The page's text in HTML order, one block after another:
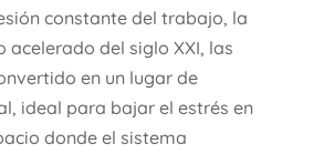
constante del trabajo, la
acelerado del siglo XXI, las
en un lugar de
ideal para bajar el estrés en
donde el sistema